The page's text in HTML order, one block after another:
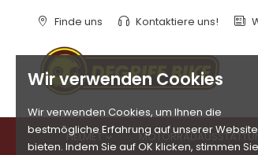
Wir verwenden Cookies
Wir verwenden Cookies, um Ihnen die
bestmögliche Erfahrung auf unserer
bieten. Indem Sie auf OK klicken, stimmen Sie
Finde uns Kontaktiere uns!
HELMET